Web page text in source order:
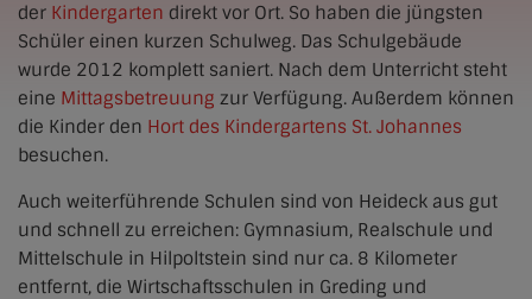
der Kindergarten direkt vor Ort. So haben die jüngsten
Schüler einen kurzen Schulweg. Das Schulgebäude
wurde 2012 komplett saniert. Nach dem Unterricht steht
eine Mittagsbetreuung zur Verfügung. Außerdem können
die Kinder den Hort des Kindergartens St. Johannes
besuchen.
Auch weiterführende Schulen sind von Heideck aus gut
und schnell zu erreichen: Gymnasium, Realschule und
Mittelschule in Hilpoltstein sind nur ca. 8 Kilometer
entfernt, die Wirtschaftsschulen in Greding und